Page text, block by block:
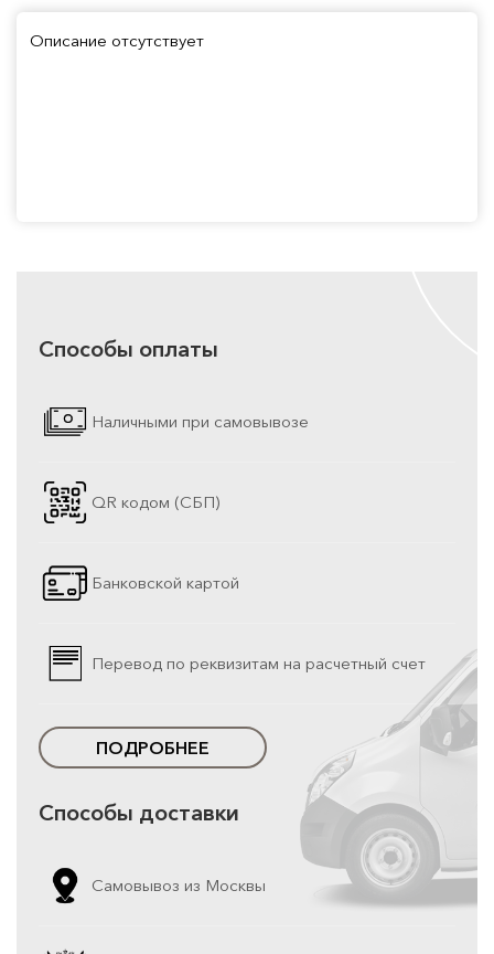
Описание отсутствует
Способы оплаты
Наличными при самовывозе
QR кодом (СБП)
Банковской картой
Перевод по реквизитам на расчетный счет
ПОДРОБНЕЕ
Способы доставки
Самовывоз из Москвы